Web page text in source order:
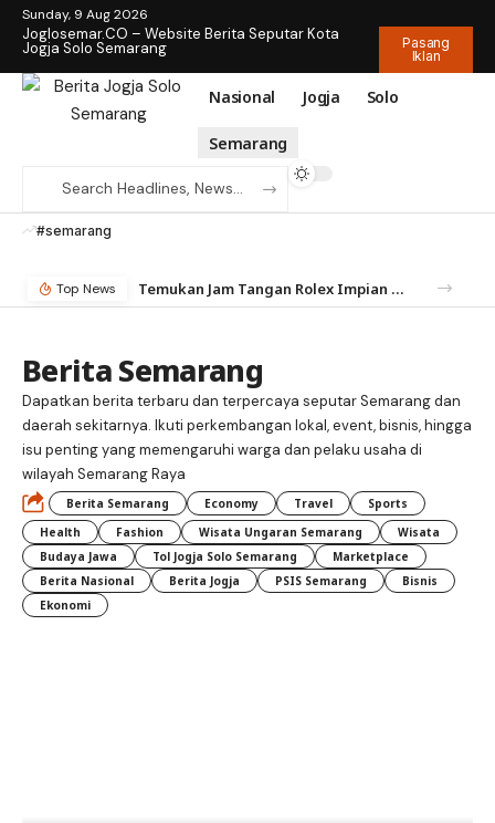
Sunday, 9 Aug 2026
Joglosemar.CO – Website Berita Seputar Kota
Jogja Solo Semarang
Pasang
Iklan
Nasional Jogja Solo
Semarang
#semarang
Top News Temukan Jam Tangan Rolex Impian di IDWX – Marketplace Luxury Watch Terpercaya Indonesia
Berita Semarang
Dapatkan berita terbaru dan terpercaya seputar Semarang dan
daerah sekitarnya. Ikuti perkembangan lokal, event, bisnis, hingga
isu penting yang memengaruhi warga dan pelaku usaha di
wilayah Semarang Raya
Berita Semarang Economy Travel
Sports
Health
Fashion Wisata Ungaran Semarang
Wisata
Budaya Jawa
Tol Jogja Solo Semarang
Marketplace
Berita Nasional
Berita Jogja PSIS Semarang
Bisnis
Ekonomi